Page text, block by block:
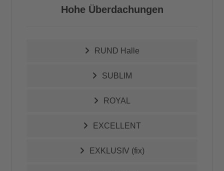
Hohe Überdachungen
RUND Halle
SUBLIM
ROYAL
EXCELLENT
EXKLUSIV (fix)